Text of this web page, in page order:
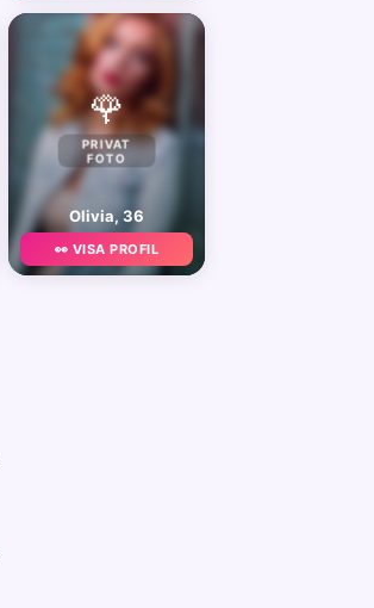
🌹
PRIVAT
FOTO
Olivia, 36
👀 VISA PROFIL